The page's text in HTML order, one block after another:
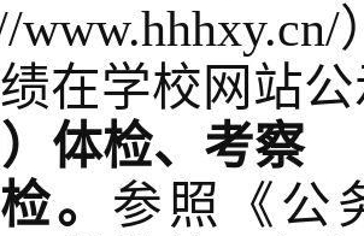
在学校网站
）体检、考察
。 参照《公